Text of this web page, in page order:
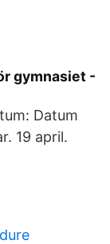
gymnasiet -
Datum
19 april.